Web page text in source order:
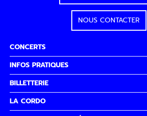
CONCERTS
INFOS PRATIQUES
BILLETTERIE
LA CORDO
NOUS CONTACTER